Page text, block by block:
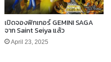
เปิดจองฟิกเกอร์ GEMINI SAGA
จาก Saint Seiya แล้ว
April 23, 2025